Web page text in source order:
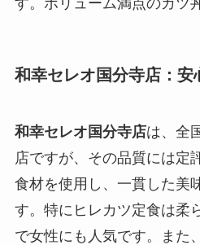
す。ボリューム満点のカツ
和幸セレオ国分寺店：安
和幸セレオ国分寺店は、全
店ですが、その品質には定
食材を使用し、一貫した美
す。特にヒレカツ定食は柔
で女性にも人気です。また